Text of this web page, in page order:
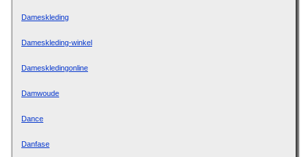
Dameskleding
Dameskleding-winkel
Dameskledingonline
Damwoude
Dance
Danfase